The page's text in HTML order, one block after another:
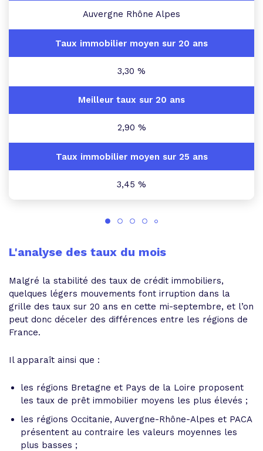
Auvergne Rhône Alpes
3,30 %
2,90 %
3,45 %
L'analyse des taux du mois
Malgré la stabilité des taux de crédit immobiliers,
quelques légers mouvements font irruption dans la
grille des taux sur 20 ans en cette mi-septembre, et l’on
peut donc déceler des différences entre les régions de
France.
Il apparaît ainsi que :
les régions Bretagne et Pays de la Loire proposent
les taux de prêt immobilier moyens les plus élevés ;
les régions Occitanie, Auvergne-Rhône-Alpes et PACA
présentent au contraire les valeurs moyennes les
plus basses ;